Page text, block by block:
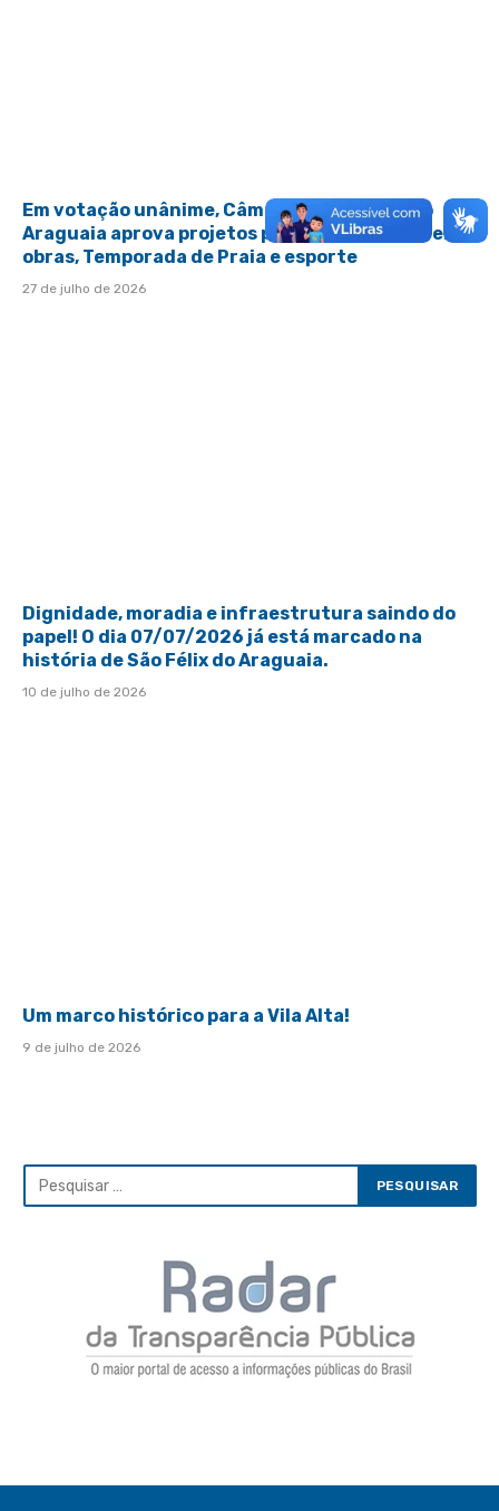
Em votação unânime, Câmara de São Félix do
Araguaia aprova projetos para aporte financeiro,
obras, Temporada de Praia e esporte
27 de julho de 2026
Dignidade, moradia e infraestrutura saindo do
papel! O dia 07/07/2026 já está marcado na
história de São Félix do Araguaia.
10 de julho de 2026
Um marco histórico para a Vila Alta!
9 de julho de 2026